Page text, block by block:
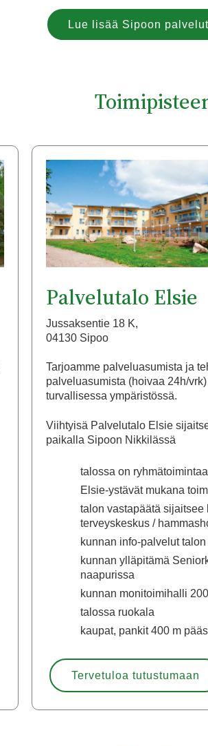
Lue lisää Sipoon
Palvelutalo Elsie
Jussaksentie 18 K,
04130 Sipoo
Tarjoamme palveluasumista ja
palveluasumista (hoivaa 24h/
turvallisessa ympäristössä.
Viihtyisä Palvelutalo Elsie
paikalla Sipoon Nikkilässä
talossa on ryhmätoimintaa
Elsie-ystävät mukana
talon vastapäätä sijaitsee
terveyskeskus /
kunnan info-palvelut
kunnan ylläpitämä
naapurissa
kunnan monitoimihalli
talossa ruokala
kaupat, pankit 400 m
Tervetuloa tutustumaan